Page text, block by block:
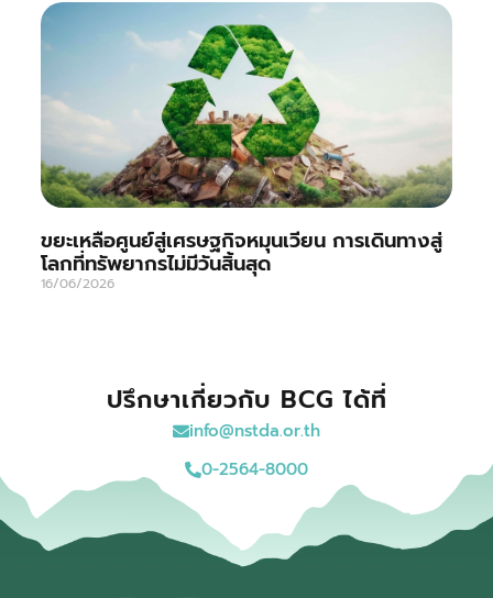
ขยะเหลือศูนย์สู่เศรษฐกิจหมุนเวียน การเดินทางสู่
โลกที่ทรัพยากรไม่มีวันสิ้นสุด
16/06/2026
ปรึกษาเกี่ยวกับ BCG ได้ที่
info@nstda.or.th
0-2564-8000